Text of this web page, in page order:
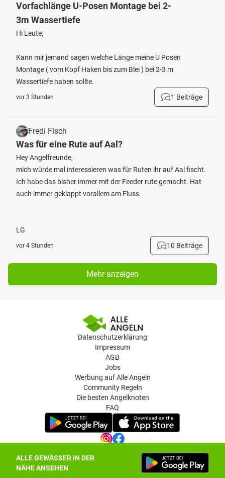
ALLE GEWÄSSER IN DER
NÄHE ANSEHEN
Vorfachlänge U-Posen Montage bei 2-
3m Wassertiefe
Hi Leute,
Kann mir jemand sagen welche Länge meine U Posen
Montage ( vom Kopf Haken bis zum Blei ) bei 2-3 m
Wassertiefe haben sollte.
vor 3 Stunden 1 Beiträge
Fredi Fisch
Was für eine Rute auf Aal?
Hey Angelfreunde,
mich würde mal interessieren was für Ruten ihr auf Aal fischt.
Ich habe das bisher immer mit der Feeder rute gemacht. Hat
auch immer geklappt vorallem am Fluss.
LG
vor 4 Stunden 10 Beiträge
Mehr anzeigen
Datenschutzerklärung
Impressum
AGB
Jobs
Werbung auf Alle Angeln
Community Regeln
Die besten Angelknoten
FAQ
Datenschutz-Einstellungen